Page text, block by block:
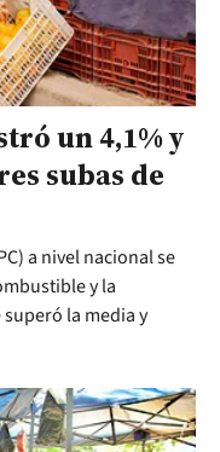
un 4,1% y
subas de
a nivel nacional se
y la
la media y